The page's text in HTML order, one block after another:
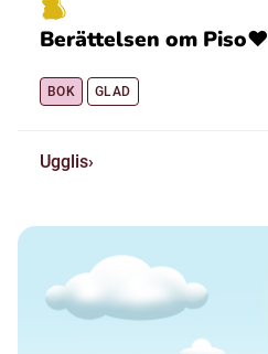
Berättelsen om Piso❤️
BOK GLAD
Ugglis